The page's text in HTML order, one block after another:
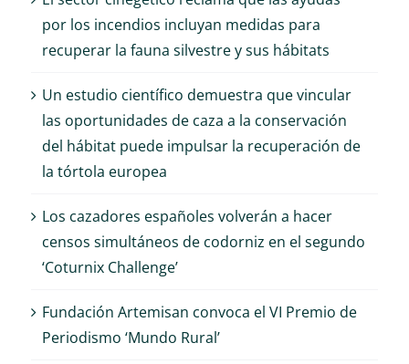
por los incendios incluyan medidas para
recuperar la fauna silvestre y sus hábitats
Un estudio científico demuestra que vincular
las oportunidades de caza a la conservación
del hábitat puede impulsar la recuperación de
la tórtola europea
Los cazadores españoles volverán a hacer
censos simultáneos de codorniz en el segundo
‘Coturnix Challenge’
Fundación Artemisan convoca el VI Premio de
Periodismo ‘Mundo Rural’